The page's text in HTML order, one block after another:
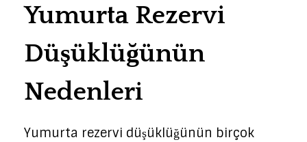
Yumurta Rezervi
Düşüklüğünün
Nedenleri
Yumurta rezervi düşüklüğünün birçok